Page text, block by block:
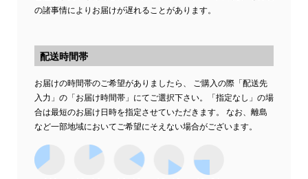
の諸事情によりお届けが遅れることがあります。
配送時間帯
お届けの時間帯のご希望がありましたら、 ご購入の際「配送先
入力」の「お届け時間帯」にてご選択下さい。「指定なし」の場
合は最短のお届け日時を指定させていただきます。 なお、離島
など一部地域においてご希望にそえない場合がございます。